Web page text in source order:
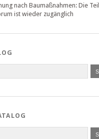
nach Baumaßnahmen: Die
ist wieder zugänglich